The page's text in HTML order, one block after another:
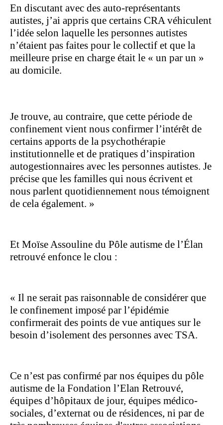
En discutant avec des auto-représentants
autistes, j’ai appris que certains CRA véhiculent
l’idée selon laquelle les personnes autistes
n’étaient pas faites pour le collectif et que la
meilleure prise en charge était le « un par un »
au domicile.
Je trouve, au contraire, que cette période de
confinement vient nous confirmer l’intérêt de
certains apports de la psychothérapie
institutionnelle et de pratiques d’inspiration
autogestionnaires avec les personnes autistes. Je
précise que les familles qui nous écrivent et
nous parlent quotidiennement nous témoignent
de cela également. »
Et Moïse Assouline du Pôle autisme de l’Élan
retrouvé enfonce le clou :
« Il ne serait pas raisonnable de considérer que
le confinement imposé par l’épidémie
confirmerait des points de vue antiques sur le
besoin d’isolement des personnes avec TSA.
Ce n’est pas confirmé par nos équipes du pôle
autisme de la Fondation l’Elan Retrouvé,
équipes d’hôpitaux de jour, équipes médico-
sociales, d’externat ou de résidences, ni par de